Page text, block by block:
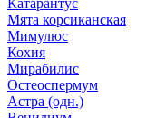
Катарантус
Мята корсиканская
Мимулюс
Кохия
Мирабилис
Остеоспермум
Астра (одн.)